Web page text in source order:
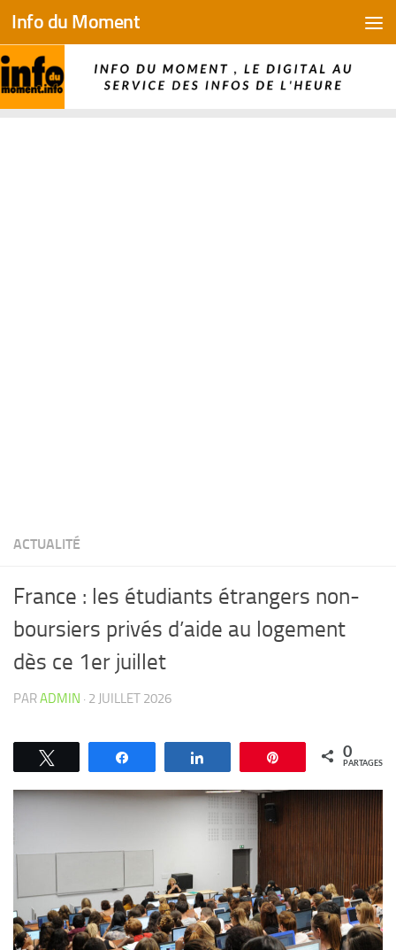
Skip to content
Info du Moment
ACTUALITÉ
France : les étudiants étrangers non-
boursiers privés d’aide au logement
dès ce 1er juillet
PARADMIN · 2 JUILLET 2026
Épingle 0
PARTAGES